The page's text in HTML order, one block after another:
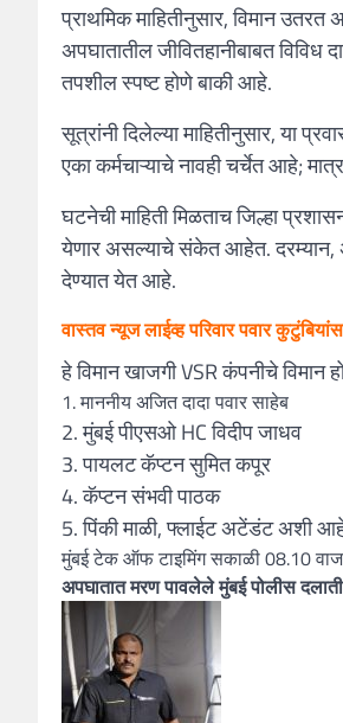
प्राथमिक माहितीनुसार, विमान
अपघातातील जीवितहानीबाबत
तपशील स्पष्ट होणे बाकी आहे.
सूत्रांनी दिलेल्या माहितीनुसार, या
एका कर्मचाऱ्याचे नावही चर्चेत आहे;
घटनेची माहिती मिळताच जिल्हा
येणार असल्याचे संकेत आहेत. दरम्यान,
देण्यात येत आहे.
वास्तव न्यूज लाईव्ह परिवार पवार
हे विमान खाजगी VSR कंपनीचे विमान
1. माननीय अजित दादा पवार साहेब
2. मुंबई पीएसओ HC विदीप जाधव
3. पायलट कॅप्टन सुमित कपूर
4. कॅप्टन संभवी पाठक
5. पिंकी माळी, फ्लाईट अटेंडंट अशी
मुंबई टेक ऑफ टाइमिंग सकाळी 08.10
अपघातात मरण पावलेले मुंबई पोलीस